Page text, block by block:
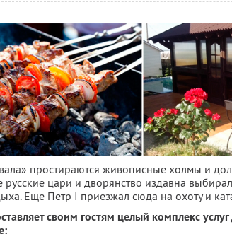
простираются живописные холмы и
цари и дворянство издавна
Еще Петр I приезжал сюда на охоту и
своим гостям целый комплекс